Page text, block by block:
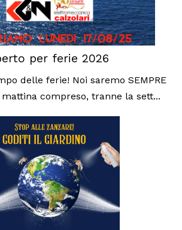
per ferie 2026
delle ferie! Noi saremo SEMPRE
compreso, tranne la sett...